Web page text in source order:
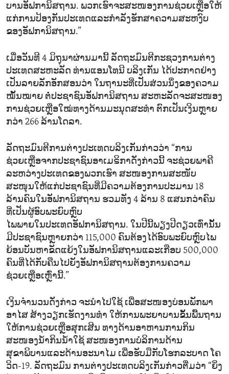
ບານອັຟການິສຖານ. ພວກເຮົາຈະສະໜອງການຊ່ວຍເຫຼືອໃຫ້
ແກ່ການປ້ອງກັນປະເທດແລະກຳລັງຮັກສາຄວາມສະຫງົບ
ຂອງອັຟການິສຖານ.”
ເມື່ອວັນທີ 4 ມິຖຸນາຜ່ານມານີ້ ລັດຖະມົນຕີກະຊວງການຕ່າງ
ປະເທດສະຫະລັດ ທ່ານແອນໂທນີ ບລິງເກັນ ໄດ້ປະກາດຢ່າງ
ເປັນລາຍລັກອັກສອນວ່າ ໃນຖານະທີ່ເປັນສ່ວນນຶ່ງຂອງຄວາມ
ໝັ້ນໝາຍ ຕໍ່ປະຊາຊົນອັຟການິສຖານ ສະຫະລັດຈະສະໜອງ
ການຊ່ວຍເຫຼືອໃໝ່ທາງດ້ານມະນຸດສະທຳ ຕົກເປັນເງິນຫຼາຍ
ກວ່າ 266​ ລ້ານໂດລາ.
ລັດຖະມົນຕີການຕ່າງປະເທດບລິງເກັນກ່າວວ່າ “ການ
ຊ່ວຍເຫຼືອຈາກປະຊາຊົນອາເມຣິກາດັ່ງກ່າວນີ້ ຈະຊ່ວຍພາຄີ
ລະຫວ່າງປະເທດຂອງພວກເຮົາ ສະໜອງການສະໜັບ
ສະໜຸນໃຫ້ແກ່ປະຊາຊົນທີ່ມີຄວາມຕ້ອງການປະມານ 18
ລ້ານຄົນໃນອັຟການິສຖານ ຮວມທັງ 4 ລ້ານ 8 ແສນກວ່າຄົນ
ທີ່ເປັນຜູ້ອົບພະຍົບຫຼົບ
ໄພພາຍໃນປະເທດອັຟການິສຖານ. ໃນປີນີ້ພຽງປີດຽວເທົ່ານັ້ນ
ມີປະຊາຊົນຫຼາຍກວ່າ 115,000 ຄົນຕ້ອງໄດ້ອົບພະຍົບຫຼົບໄພ
ຍ້ອນບັນຫາຂັດແຍ້ງໃນອັຟການິສຖານແລະເກືອບ 500,000
ຄົນທີ່ໄດ້ກັບຄືນໄປຍັງອັຟການິສຖານຕ້ອງການຄວາມ
ຊ່ວຍເຫຼືອເຫຼົ່ານີ້.”
ເງິນຈຳນວນດັ່ງກ່າວ ຈະນຳໄປໃຊ້ ເພື່ອສະໜອງບ່ອນພັກພາ
ອາໄສ ສ້າງວຽກເຮັດງານທຳ ໃຫ້ການພະຍາບານຂັ້ນພື້ນຖານ
ໃຫ້ການຊ່ວຍເຫຼືອສຸກເສີນ ທາງດ້ານອາຫານການກິນ
ສະໜອງນ້ຳກິນນ້ຳໃຊ້ ສະໜອງການບໍລິການດ້ານ
ສຸຂາພິບານແລະດ້ານອະນາໄມ ເພື່ອຮັບມືກັບໂຮກລະບາດ ໂຄ
ວິດ-19. ລັດຖະມົນ ການຕ່າງປະເທດບລິງເກັນກ່າວຕື່ມວ່າ “ຍິ່ງ